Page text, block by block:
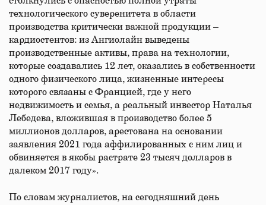
технологического суверенитета в области
производства критически важной продукции –
кардиостентов: из Ангиолайн выведены
производственные активы, права на технологии,
которые создавались 12 лет, оказались в собственности
одного физического лица, жизненные интересы
которого связаны с Францией, где у него
недвижимость и семья, а реальный инвестор Наталья
Лебедева, вложившая в производство более 5
миллионов долларов, арестована на основании
заявления 2021 года аффилированных с ним лиц и
обвиняется в якобы растрате 23 тысяч долларов в
далеком 2017 году».
По словам журналистов, на сегодняшний день